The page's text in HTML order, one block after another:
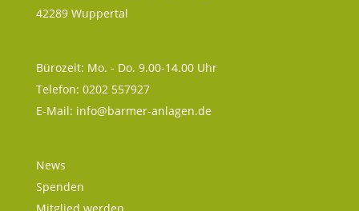
42289 Wuppertal
Bürozeit: Mo. - Do. 9.00-14.00 Uhr
Telefon: 0202 557927
E-Mail: info@barmer-anlagen.de
News
Spenden